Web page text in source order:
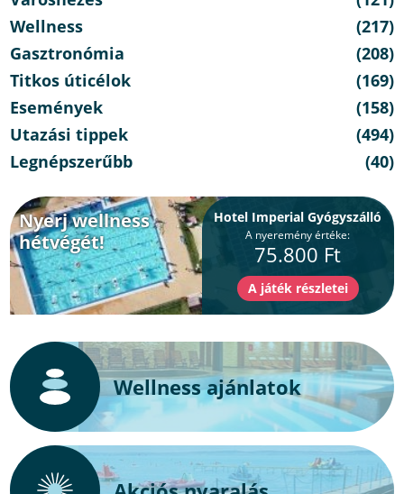
Wellness
(217)
Gasztronómia
(208)
Titkos úticélok
(169)
Események
(158)
Utazási tippek
(494)
Legnépszerűbb
(40)
Nyerj wellness
hétvégét!
Hotel Imperial Gyógyszálló
A nyeremény értéke:
75.800 Ft
Wellness ajánlatok